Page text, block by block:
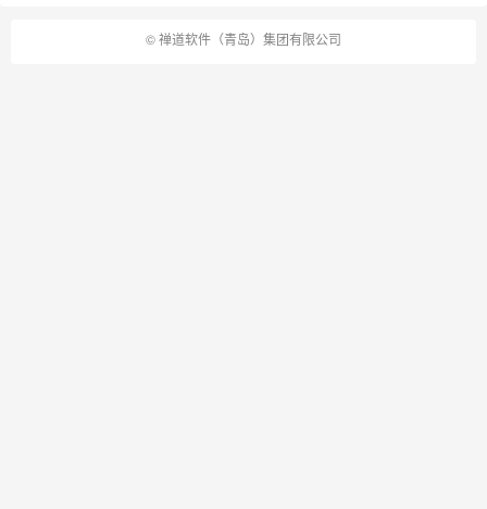
©禅道软件（青岛）集团有限公司